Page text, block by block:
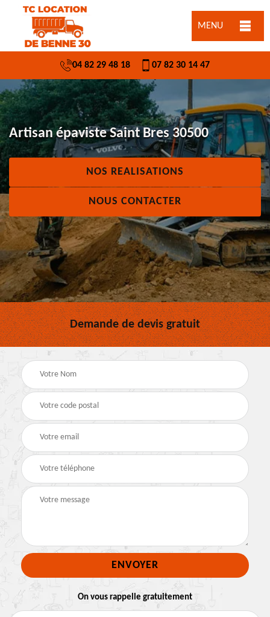
MENU
04 82 29 48 18 07 82 30 14 47
Artisan épaviste Saint Bres 30500
NOS REALISATIONS
NOUS CONTACTER
Demande de devis gratuit
On vous rappelle gratuitement